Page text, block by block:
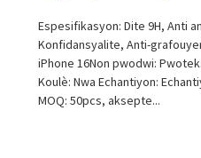
Espesifikasyon: Dite 9H, Anti
Konfidansyalite, Anti-
iPhone 16Non pwodwi:
Koulè: Nwa Echantiyon:
MOQ: 50pcs, aksepte...